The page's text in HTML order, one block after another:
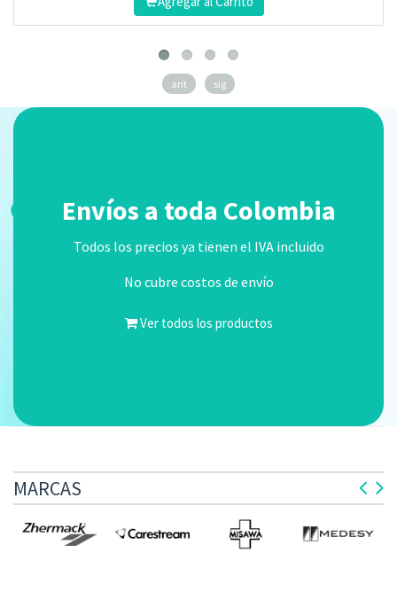
ant sig
Envíos a toda Colombia
Todos los precios ya tienen el IVA incluido
No cubre costos de envío
Ver todos los productos
MARCAS